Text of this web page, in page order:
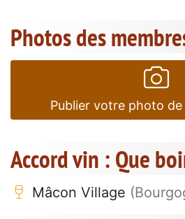
Photos des
Publier votre photo
Accord vin : Que
Mâcon Village